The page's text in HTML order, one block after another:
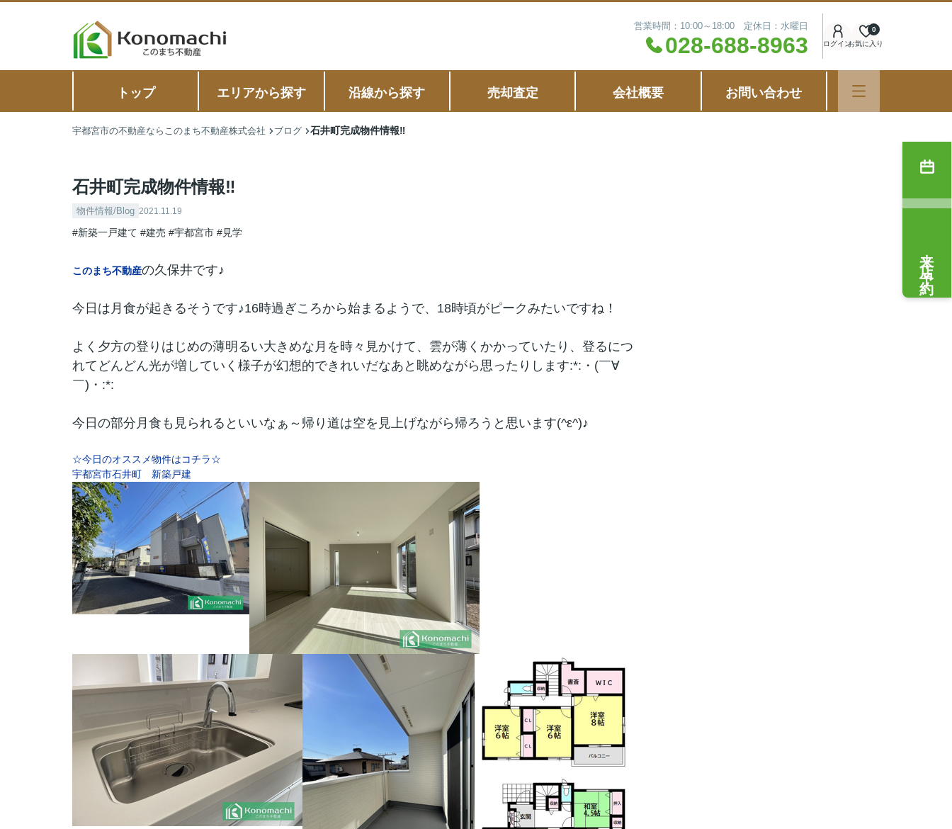
営業時間：10:00～18:00 定休日：水曜日
028-688-8963 ログインお気に入り
0
トップ エリアから探す 沿線から探す 売却査定 会社概要 お問い合わせ
宇都宮市の不動産ならこのまち不動産株式会社 ブログ 石井町完成物件情報‼
石井町完成物件情報‼
物件情報/Blog 2021.11.19
#新築一戸建て #建売 #宇都宮市 #見学
このまち不動産の久保井です♪
今日は月食が起きるそうです♪16時過ぎころから始まるようで、18時頃がピークみたいですね！
よく夕方の登りはじめの薄明るい大きめな月を時々見かけて、雲が薄くかかっていたり、登るにつ
れてどんどん光が増していく様子が幻想的できれいだなあと眺めながら思ったりします:*:・(￣∀
￣)・:*:
今日の部分月食も見られるといいなぁ～帰り道は空を見上げながら帰ろうと思います(^ε^)♪
☆今日のオススメ物件はコチラ☆
宇都宮市石井町 新築戸建
来店予約